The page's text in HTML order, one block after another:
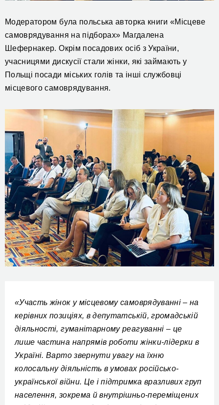
Модератором була польська авторка книги «Місцеве
самоврядування на підборах» Магдалена
Шефернакер. Окрім посадових осіб з України,
учасницями дискусії стали жінки, які займають у
Польщі посади міських голів та інші службовці
місцевого самоврядування.
«Участь жінок у місцевому самоврядуванні – на
керівних позиціях, в депутатській, громадській
діяльності, гуманітарному реагуванні – це
лише частина напрямів роботи жінки-лідерки в
Україні. Варто звернути увагу на їхню
колосальну діяльність в умовах російсько-
української війни. Це і підтримка вразливих груп
населення, зокрема й внутрішньо-переміщених